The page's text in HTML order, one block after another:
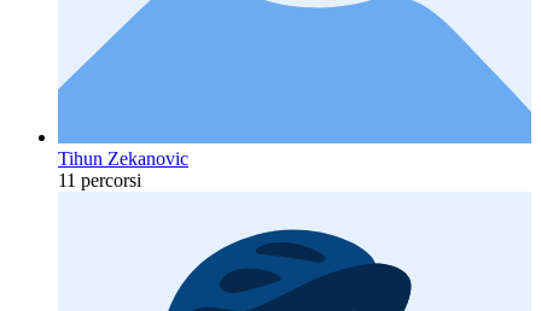
Tihun Zekanovic
11 percorsi